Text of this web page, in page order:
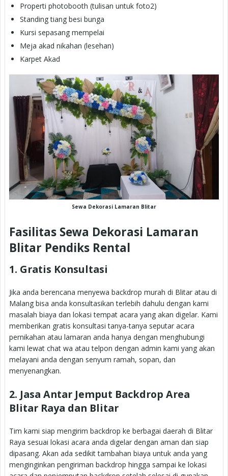
Properti photobooth (tulisan untuk foto2)
Standing tiang besi bunga
Kursi sepasang mempelai
Meja akad nikahan (lesehan)
Karpet Akad
Sewa Dekorasi Lamaran Blitar
Fasilitas Sewa Dekorasi Lamaran
Blitar Pendiks Rental
1. Gratis Konsultasi
Jika anda berencana menyewa backdrop murah di Blitar atau di
Malang bisa anda konsultasikan terlebih dahulu dengan kami
masalah biaya dan lokasi tempat acara yang akan digelar. Kami
memberikan gratis konsultasi tanya-tanya seputar acara
pernikahan atau lamaran anda hanya dengan menghubungi
kami lewat chat wa atau telpon dengan admin kami yang akan
melayani anda dengan senyum ramah, sopan, dan
menyenangkan.
2. Jasa Antar Jemput Backdrop Area
Blitar Raya dan Blitar
Tim kami siap mengirim backdrop ke berbagai daerah di Blitar
Raya sesuai lokasi acara anda digelar dengan aman dan siap
dipasang. Akan ada sedikit tambahan biaya untuk anda yang
menginginkan pengiriman backdrop hingga sampai ke lokasi